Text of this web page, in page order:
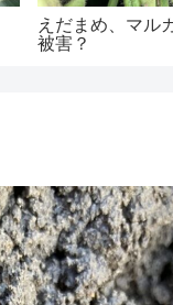
えだまめ、マル
被害？